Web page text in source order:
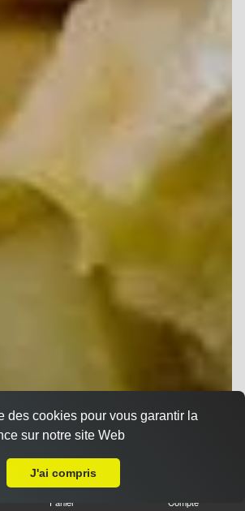
Panier Compte
des cookies pour vous garantir la
sur notre site Web
J'ai compris